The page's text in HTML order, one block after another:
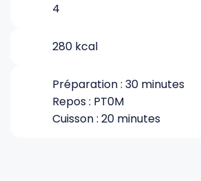
4
280 kcal
Préparation : 30 minutes
Repos : PT0M
Cuisson : 20 minutes